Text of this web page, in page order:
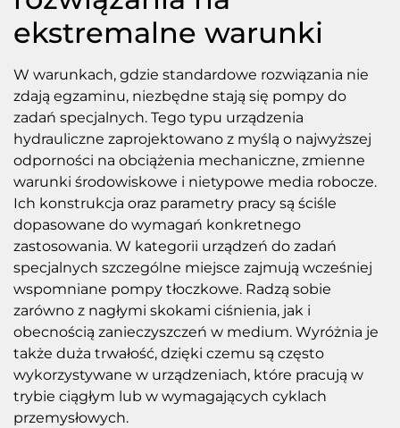
ekstremalne warunki
W warunkach, gdzie standardowe rozwiązania nie
zdają egzaminu, niezbędne stają się pompy do
zadań specjalnych. Tego typu urządzenia
hydrauliczne zaprojektowano z myślą o najwyższej
odporności na obciążenia mechaniczne, zmienne
warunki środowiskowe i nietypowe media robocze.
Ich konstrukcja oraz parametry pracy są ściśle
dopasowane do wymagań konkretnego
zastosowania. W kategorii urządzeń do zadań
specjalnych szczególne miejsce zajmują wcześniej
wspomniane pompy tłoczkowe. Radzą sobie
zarówno z nagłymi skokami ciśnienia, jak i
obecnością zanieczyszczeń w medium. Wyróżnia je
także duża trwałość, dzięki czemu są często
wykorzystywane w urządzeniach, które pracują w
trybie ciągłym lub w wymagających cyklach
przemysłowych.